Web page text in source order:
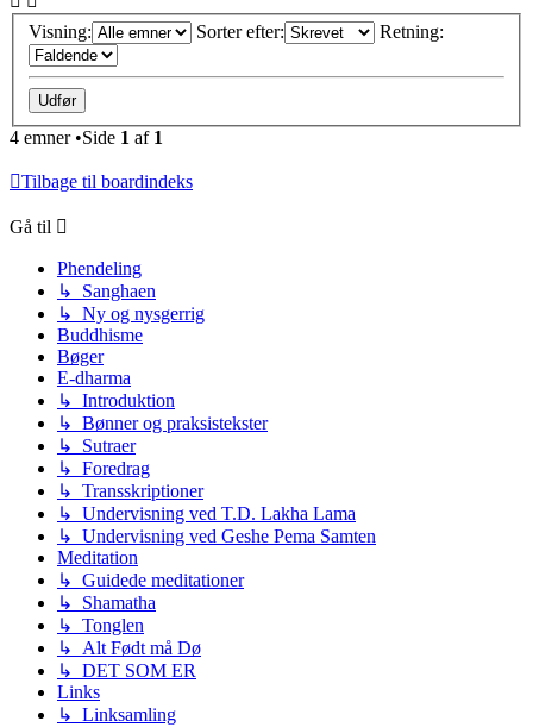
Visning: Sorter efter: Retning:
4 emner •Side 1 af 1
Tilbage til boardindeks
Gå til
Phendeling
↳ Sanghaen
↳ Ny og nysgerrig
Buddhisme
Bøger
E-dharma
↳ Introduktion
↳ Bønner og praksistekster
↳ Sutraer
↳ Foredrag
↳ Transskriptioner
↳ Undervisning ved T.D. Lakha Lama
↳ Undervisning ved Geshe Pema Samten
Meditation
↳ Guidede meditationer
↳ Shamatha
↳ Tonglen
↳ Alt Født må Dø
↳ DET SOM ER
Links
↳ Linksamling